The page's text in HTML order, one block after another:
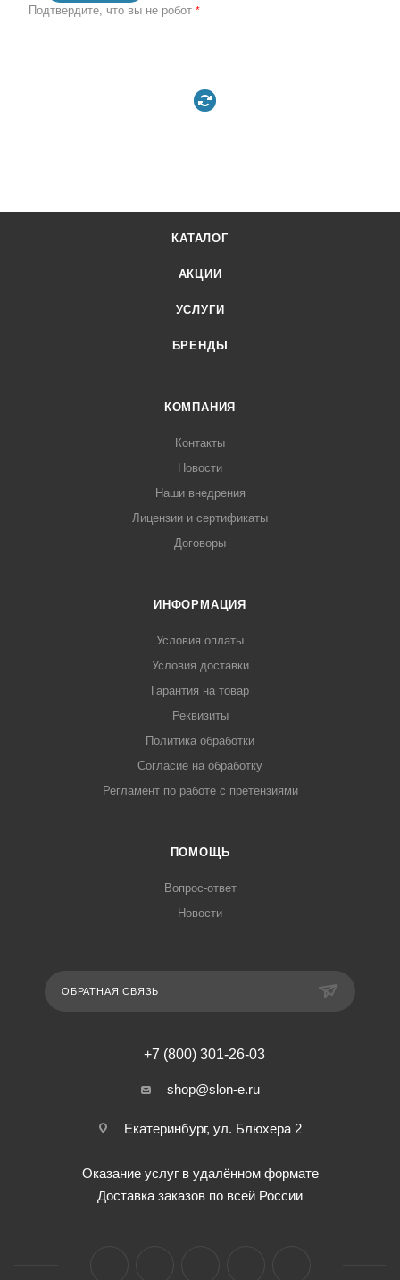
Подтвердите, что вы не робот *
КАТАЛОГ
АКЦИИ
УСЛУГИ
БРЕНДЫ
КОМПАНИЯ
Контакты
Новости
Наши внедрения
Лицензии и сертификаты
Договоры
ИНФОРМАЦИЯ
Условия оплаты
Условия доставки
Гарантия на товар
Реквизиты
Политика обработки
Согласие на обработку
Регламент по работе с претензиями
ПОМОЩЬ
Вопрос-ответ
Новости
ОБРАТНАЯ СВЯЗЬ
+7 (800) 301-26-03
shop@slon-e.ru
Екатеринбург, ул. Блюхера 2
Оказание услуг в удалённом формате
Доставка заказов по всей России